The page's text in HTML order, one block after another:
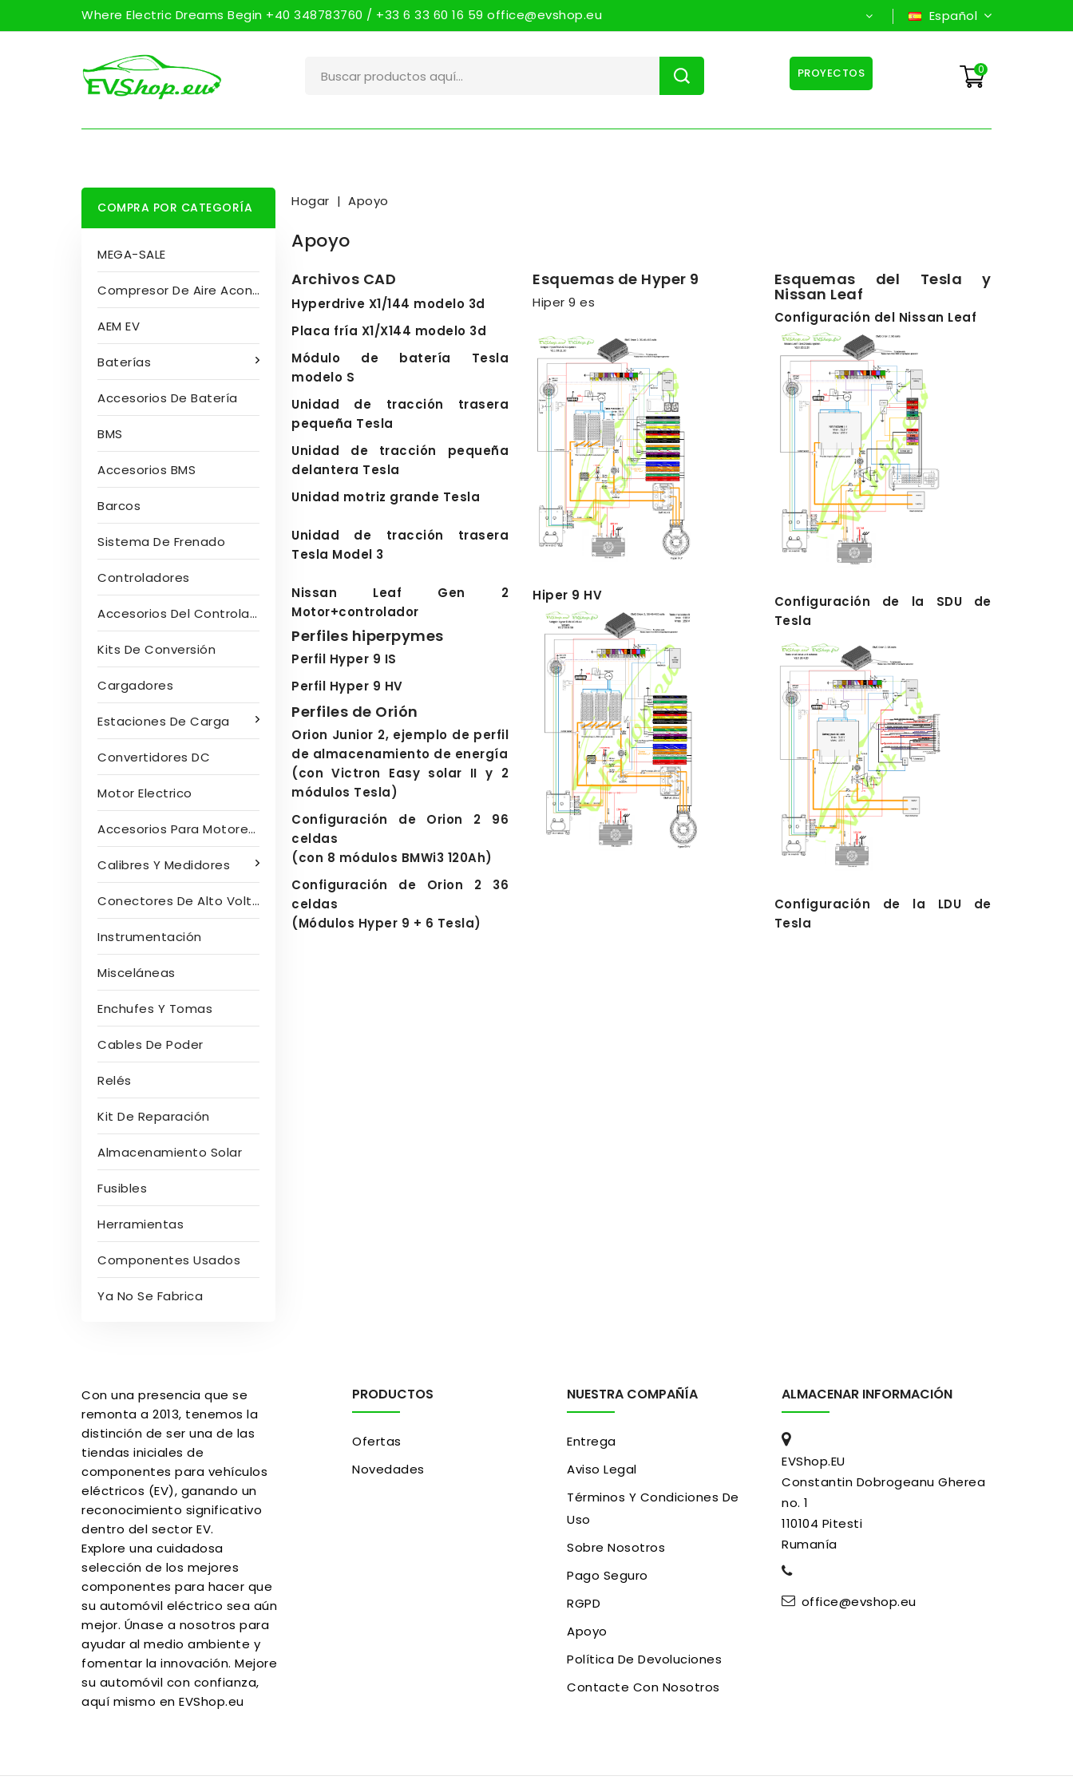
Where Electric Dreams Begin +40 348783760 / +33 6 33 60 16 59 office@evshop.eu Español
0
PROYECTOS
COMPRA POR CATEGORÍA
MEGA-SALE
Compresor De Aire Acondicionado
AEM EV
Baterías
Accesorios De Batería
BMS
Accesorios BMS
Barcos
Sistema De Frenado
Controladores
Accesorios Del Controlador
Kits De Conversión
Cargadores
Estaciones De Carga
Convertidores DC
Motor Electrico
Accesorios Para Motores Eléctricos
Calibres Y Medidores
Conectores De Alto Voltaje
Instrumentación
Misceláneas
Enchufes Y Tomas
Cables De Poder
Relés
Kit De Reparación
Almacenamiento Solar
Fusibles
Herramientas
Componentes Usados
Ya No Se Fabrica
Hogar Apoyo
Apoyo
Archivos CAD
Hyperdrive X1/144 modelo 3d
Placa fría X1/X144 modelo 3d
Módulo de batería Tesla
modelo S
Unidad de tracción trasera
pequeña Tesla
Unidad de tracción pequeña
delantera Tesla
Unidad motriz grande Tesla
Unidad de tracción trasera
Tesla Model 3
Nissan Leaf Gen 2
Motor+controlador
Perfiles hiperpymes
Perfil Hyper 9 IS
Perfil Hyper 9 HV
Perfiles de Orión
Orion Junior 2, ejemplo de perfil
de almacenamiento de energía
(con Victron Easy solar II y 2
módulos Tesla)
Configuración de Orion 2 96
celdas
(con 8 módulos BMWi3 120Ah)
Configuración de Orion 2 36
celdas
(Módulos Hyper 9 + 6 Tesla)
Esquemas de Hyper 9
Hiper 9 es
Hiper 9 HV
Esquemas del Tesla y
Nissan Leaf
Configuración del Nissan Leaf
Configuración de la SDU de
Tesla
Configuración de la LDU de
Tesla
Con una presencia que se
remonta a 2013, tenemos la
distinción de ser una de las
tiendas iniciales de
componentes para vehículos
eléctricos (EV), ganando un
reconocimiento significativo
dentro del sector EV.
Explore una cuidadosa
selección de los mejores
componentes para hacer que
su automóvil eléctrico sea aún
mejor. Únase a nosotros para
ayudar al medio ambiente y
fomentar la innovación. Mejore
su automóvil con confianza,
aquí mismo en EVShop.eu
PRODUCTOS
Ofertas
Novedades
NUESTRA COMPAÑÍA
Entrega
Aviso Legal
Términos Y Condiciones De
Uso
Sobre Nosotros
Pago Seguro
RGPD
Apoyo
Política De Devoluciones
Contacte Con Nosotros
ALMACENAR INFORMACIÓN
EVShop.EU
Constantin Dobrogeanu Gherea
no. 1
110104 Pitesti
Rumanía
office@evshop.eu